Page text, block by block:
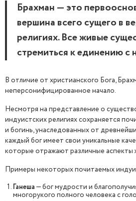
Брахман — это
вершина всего сущего в
религиях. Все живые
стремиться к единению с
В отличие от христианского Бога,
неперсонифицированное начало.
Несмотря на представление о
индуистских религиях сохраняется
и богинь, унаследованных от
каждый бог имеет свои уникальные
которые отражают различные аспекты
Примеры некоторых почитаемых
Ганеша — бог мудрости и
многорукого полного человека с